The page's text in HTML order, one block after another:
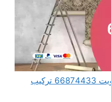
فني تركيب ورق جدران الكويت 66874433 تركيب